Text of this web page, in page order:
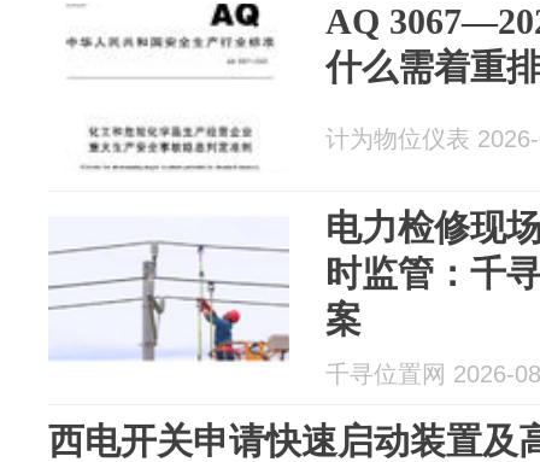
AQ
什么需着重
计为物位仪表
电力检修现
时监管：千
案
千寻位置网 2026-
西电开关申请快速启动装置及